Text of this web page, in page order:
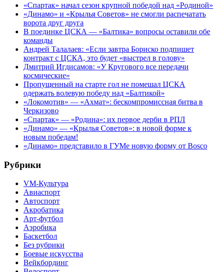
«Спартак» начал сезон крупной победой над «Родиной»
«Динамо» и «Крылья Советов» не смогли распечатать
ворота друг друга
В поединке ЦСКА — «Балтика» вопросы оставили обе
команды
Андрей Талалаев: «Если завтра Бориско подпишет
контракт с ЦСКА, это будет «выстрел в голову»
Дмитрий Игдисамов: «У Кругового все передачи
космические»
Пропущенный на старте гол не помешал ЦСКА
одержать волевую победу над «Балтикой»
«Локомотив» — «Ахмат»: бескомпромиссная битва в
Черкизово
«Спартак» — «Родина»: их первое дерби в РПЛ
«Динамо» — «Крылья Советов»: в новой форме к
новым победам!
«Динамо» представило в ГУМе новую форму от Bosco
Рубрики
VM-Культура
Авиаспорт
Автоспорт
Акробатика
Арт-футбол
Аэробика
Баскетбол
Без рубрики
Боевые искусства
Вейкбординг